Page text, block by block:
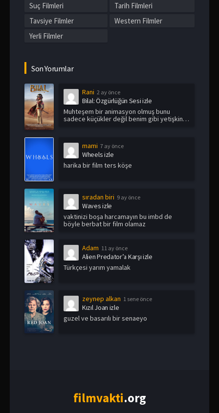
Suç Filmleri
Tarih Filmleri
Tavsiye Filmler
Western Filmler
Yerli Filmler
Son Yorumlar
Rani 2 ay önce
Bilal: Özgürlüğün Sesi izle
Muhteşem bir animasyon olmuş bunu
sadece küçükler değil benim gibi yetişkin
mami 7 ay önce
Wheels izle
harika bir film ters köşe
sıradan biri 9 ay önce
Waves izle
vaktinizi boşa harcamayın bu imbd de
böyle berbat bir film olamaz
Adam 11 ay önce
Alien Predator’a Karşı izle
Türkçesi yarım yamalak
zeynep alkan 1 sene önce
Kızıl Joan izle
guzel ve basarılı bir senaeyo
filmvakti.org